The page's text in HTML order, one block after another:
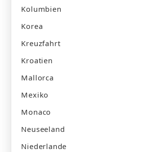
Kolumbien
Korea
Kreuzfahrt
Kroatien
Mallorca
Mexiko
Monaco
Neuseeland
Niederlande